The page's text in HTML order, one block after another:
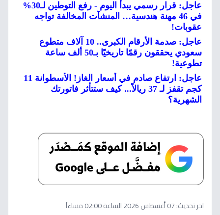
عاجل: قرار رسمي يبدأ اليوم - رفع التوطين لـ30%
في 46 مهنة هندسية… المنشآت المخالفة تواجه
عقوبات!
عاجل: صدمة الأرقام الكبرى.. 10 آلاف متطوع
سعودي يحققون رقمًا تاريخيًا بـ50 ألف ساعة
تطوعية!
عاجل: ارتفاع صادم في أسعار الغاز! الأسطوانة 11
كجم تقفز لـ 37 ريالاً... كيف ستتأثر فاتورتك
الشهرية؟
اخر تحديث:07 أغسطس 2026 الساعة 02:00 مساءاً